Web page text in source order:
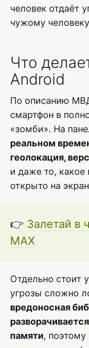
человек отдаёт
чужому
Что
Android
По описанию
смартфон в
«зомби». На
реальном
геолокация,
и даже то, какое
открыто на
👉 Залетай в
MAX
Отдельно стоит
угрозы сложно
вредоносная
памяти,